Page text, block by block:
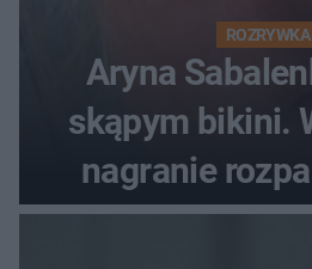
ROZRYWKA
Aryna
skąpym bikini.
nagranie